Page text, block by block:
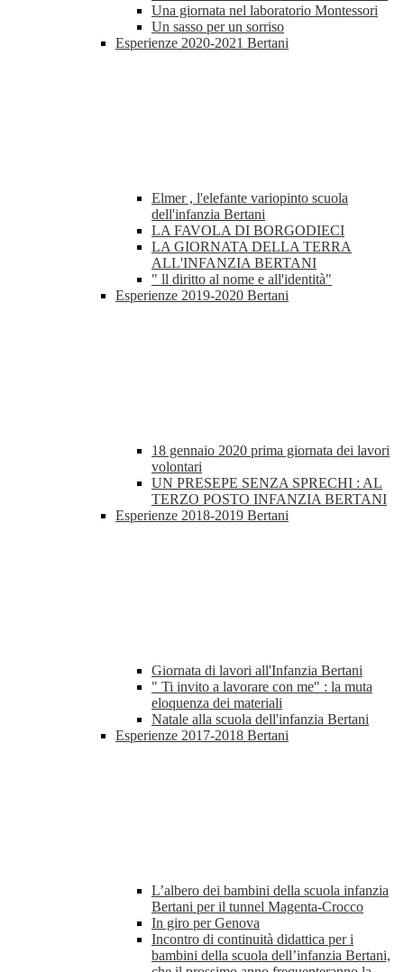
Una giornata nel laboratorio Montessori
Un sasso per un sorriso
Esperienze 2020-2021 Bertani
Elmer , l'elefante variopinto scuola
dell'infanzia Bertani
LA FAVOLA DI BORGODIECI
LA GIORNATA DELLA TERRA
ALL'INFANZIA BERTANI
" ll diritto al nome e all'identità"
Esperienze 2019-2020 Bertani
18 gennaio 2020 prima giornata dei lavori
volontari
UN PRESEPE SENZA SPRECHI : AL
TERZO POSTO INFANZIA BERTANI
Esperienze 2018-2019 Bertani
Giornata di lavori all'Infanzia Bertani
" Ti invito a lavorare con me" : la muta
eloquenza dei materiali
Natale alla scuola dell'infanzia Bertani
Esperienze 2017-2018 Bertani
L’albero dei bambini della scuola infanzia
Bertani per il tunnel Magenta-Crocco
In giro per Genova
Incontro di continuità didattica per i
bambini della scuola dell’infanzia Bertani,